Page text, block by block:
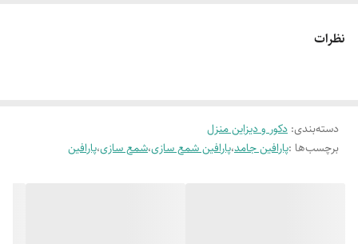
نظرات
دسته‌بندی: دکور و دیزاین منزل
برچسب‌ها :پارافین جامد،پارافین شمع سازی،شمع سازی،پارافین